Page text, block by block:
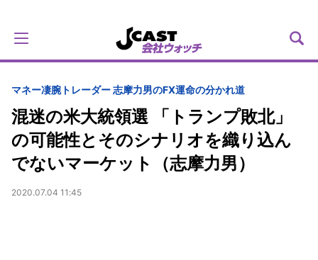
マネー凄腕トレーダー 志摩力男のFX運命の分かれ道
混迷の米大統領選 「トランプ敗北」
の可能性とそのシナリオを織り込ん
でないマーケット（志摩力男）
2020.07.04 11:45